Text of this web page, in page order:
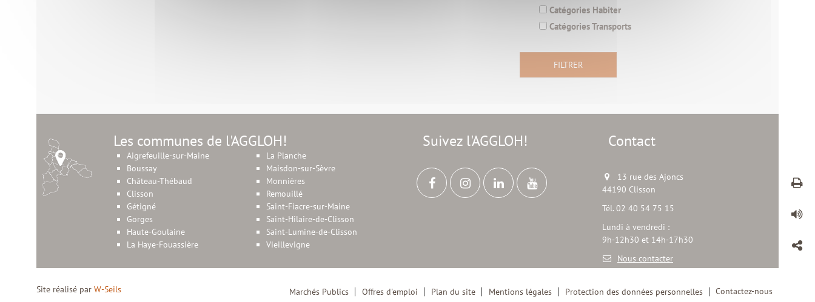
Catégories Habiter
Catégories Transports
Les communes de l'AGGLOH!
Aigrefeuille-sur-Maine
Boussay
Château-Thébaud
Clisson
Gétigné
Gorges
Haute-Goulaine
La Haye-Fouassière
La Planche
Maisdon-sur-Sèvre
Monnières
Remouillé
Saint-Fiacre-sur-Maine
Saint-Hilaire-de-Clisson
Saint-Lumine-de-Clisson
Vieillevigne
Suivez l'AGGLOH! Contact
13 rue des Ajoncs
44190 Clisson
Tél. 02 40 54 75 15
Lundi à vendredi :
9h-12h30 et 14h-17h30
Nous contacter
Site réalisé par W-Seils Marchés Publics Offres d'emploi Plan du site Mentions légales Protection des données personnelles Contactez-nous